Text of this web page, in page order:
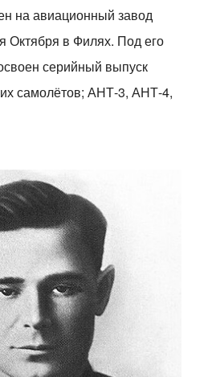
на авиационный завод
Октября в Филях. Под его
серийный выпуск
самолётов; АНТ-3, АНТ-4,